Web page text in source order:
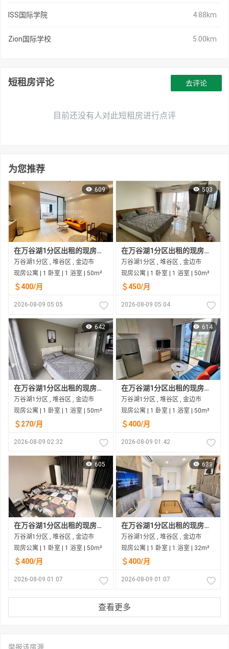
ISS国际学院 4.88km
Zion国际学校 5.00km
短租房评论
目前还没有人对此短租房进行点评
去评论
为您推荐
609
在万谷湖1分区出租的现房公寓
万谷湖1分区 , 堆谷区 , 金边市
现房公寓 | 1 卧室 | 1 浴室 | 50m²
＄400/月
2026-08-09 05:05
503
在万谷湖1分区出租的现房公寓
万谷湖1分区 , 堆谷区 , 金边市
现房公寓 | 1 卧室 | 1 浴室 | 50m²
＄450/月
2026-08-09 05:04
642
在万谷湖1分区出租的现房公寓
万谷湖1分区 , 堆谷区 , 金边市
现房公寓 | 1 卧室 | 1 浴室 | 50m²
＄270/月
2026-08-09 02:32
614
在万谷湖1分区出租的现房公寓
万谷湖1分区 , 堆谷区 , 金边市
现房公寓 | 1 卧室 | 1 浴室 | 50m²
＄400/月
2026-08-09 01:42
605
在万谷湖1分区出租的现房公寓
万谷湖1分区 , 堆谷区 , 金边市
现房公寓 | 1 卧室 | 1 浴室 | 50m²
＄400/月
2026-08-09 01:07
638
在万谷湖1分区出租的现房公寓
万谷湖1分区 , 堆谷区 , 金边市
现房公寓 | 1 卧室 | 1 浴室 | 32m²
＄400/月
2026-08-09 01:07
查看更多
举报该房源